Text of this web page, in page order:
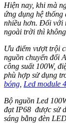
Hiện nay, khi mà
ứng dụng hệ
nhiều hơn. Đối với
ngoài trời thì
Ưu điểm vượt trội
nguồn chuyển đổi
công suất 100W,
phù hợp sử dụng
bóng Led module
Bộ nguồn Led
đạt IP68 được sử
sáng bằng đèn